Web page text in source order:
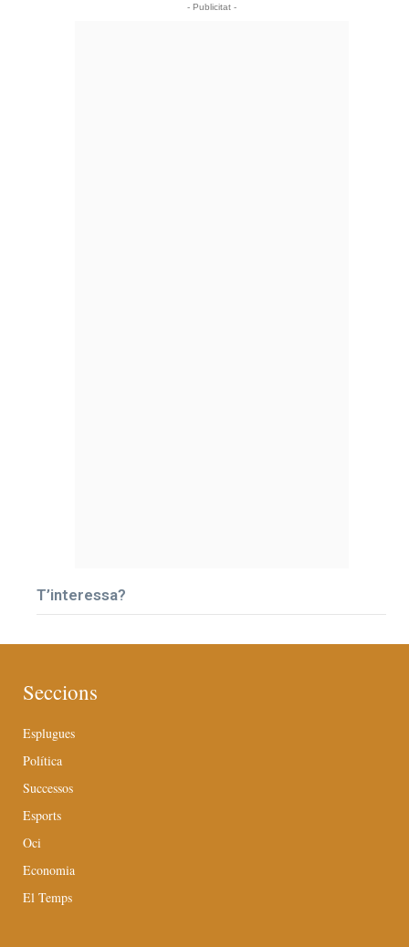
- Publicitat -
T’interessa?
Seccions
Esplugues
Política
Successos
Esports
Oci
Economia
El Temps